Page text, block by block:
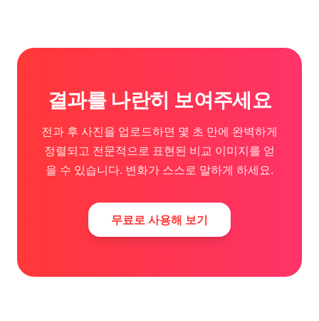
결과를 나란히 보여주세요
전과 후 사진을 업로드하면 몇 초 만에 완벽하게
정렬되고 전문적으로 표현된 비교 이미지를 얻
을 수 있습니다. 변화가 스스로 말하게 하세요.
무료로 사용해 보기